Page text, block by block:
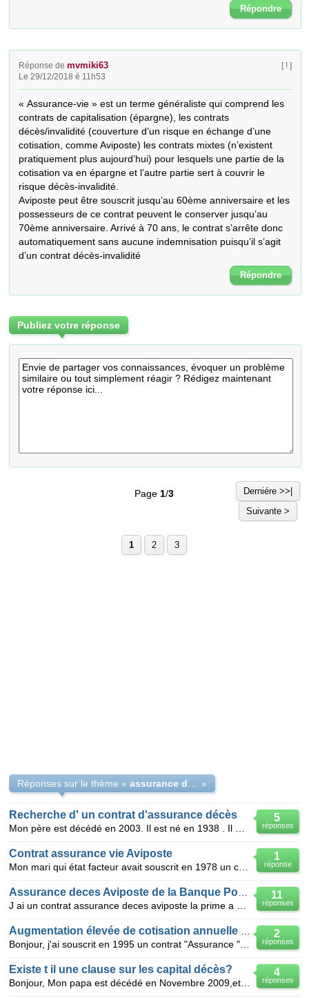
Répondre
Réponse demvmiki63
Le 29/12/2018 é 11h53
[ ! ]
« Assurance-vie » est un terme généraliste qui comprend les
contrats de capitalisation (épargne), les contrats
décès/invalidité (couverture d’un risque en échange d’une
cotisation, comme Aviposte) les contrats mixtes (n’existent
pratiquement plus aujourd’hui) pour lesquels une partie de la
cotisation va en épargne et l’autre partie sert à couvrir le
risque décès-invalidité.
Aviposte peut être souscrit jusqu’au 60ème anniversaire et les
possesseurs de ce contrat peuvent le conserver jusqu’au
70ème anniversaire. Arrivé à 70 ans, le contrat s’arrête donc
automatiquement sans aucune indemnisation puisqu’il s’agit
d’un contrat décès-invalidité
Répondre
Publiez votre réponse
Page 1/3
Derniére >>|
Suivante >
1 2 3
Réponses sur le thème « »
5
réponses
Recherche d' un contrat d'assurance décès
1
réponse
Contrat assurance vie Aviposte
11
réponses
2
réponses
4
réponses
Existe t il une clause sur les capital décès?